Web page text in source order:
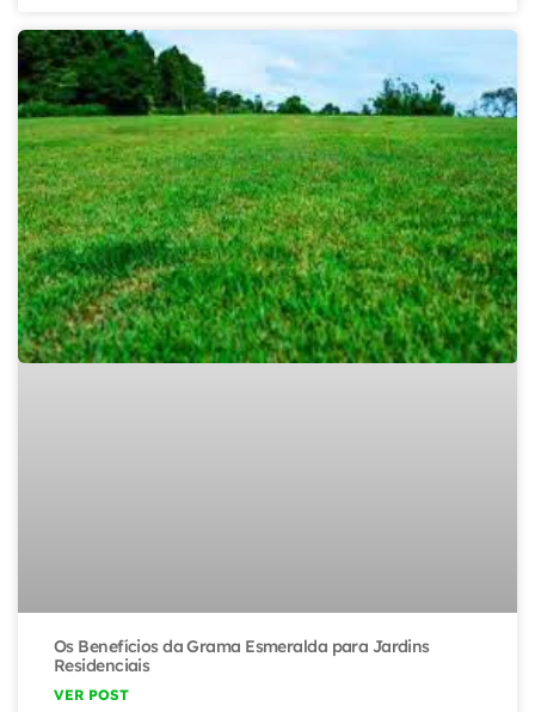
Os Benefícios da Grama Esmeralda para Jardins
Residenciais
VER POST